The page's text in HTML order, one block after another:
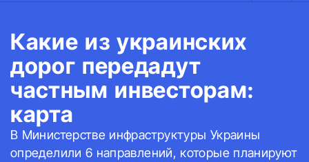
Какие из украинских
дорог передадут
частным инвесторам:
карта
В Министерстве инфраструктуры Украины
определили 6 направлений, которые планируют